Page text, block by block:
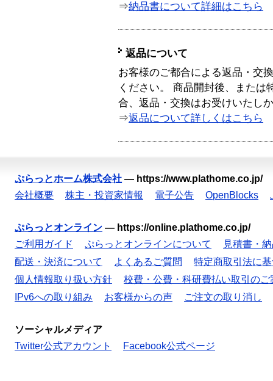
⇒納品書について詳細はこちら
返品について
お客様のご都合による返品・交
ください。 商品開封後、または
合、返品・交換はお受けいたし
⇒返品について詳しくはこちら
ぷらっとホーム株式会社 — https://www.plathome.co.jp/
会社概要
株主・投資家情報 電子公告 OpenBlocks
ぷらっとオンライン — https://online.plathome.co.jp/
ご利用ガイド
ぷらっとオンラインについて
見積書・
配送・決済について
よくあるご質問
特定商取引法に
個人情報取り扱い方針
校費・公費・科研費払い取引のご
IPv6への取り組み
お客様からの声 ご注文の取り消し
ソーシャルメディア
Twitter公式アカウント
Facebook公式ページ